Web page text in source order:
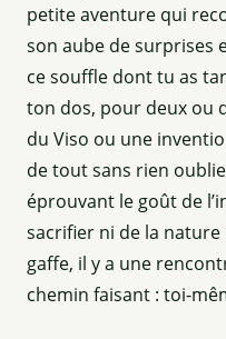
petite aventure qui
son aube de surprises
ce souffle dont tu as
ton dos, pour deux ou
du Viso ou une
de tout sans rien
éprouvant le goût de
sacrifier ni de la nature
gaffe, il y a une
chemin faisant : toi-